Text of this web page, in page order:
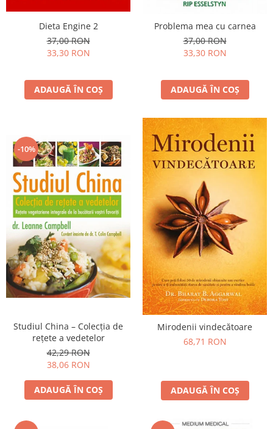
Dieta Engine 2
37,00 RON
33,30 RON
ADAUGĂ ÎN COȘ
Problema mea cu carnea
37,00 RON
33,30 RON
ADAUGĂ ÎN COȘ
-10%
Studiul China – Colecţia de
reţete a vedetelor
42,29 RON
38,06 RON
ADAUGĂ ÎN COȘ
Mirodenii vindecătoare
68,71 RON
ADAUGĂ ÎN COȘ